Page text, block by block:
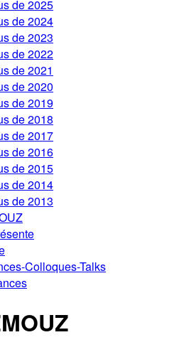
de 2025
de 2024
de 2023
de 2022
de 2021
de 2020
de 2019
de 2018
de 2017
de 2016
de 2015
de 2014
de 2013
Colloques-Talks